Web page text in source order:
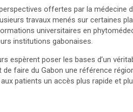
offertes par la médecine
travaux menés sur certaines
universitaires en
institutions gabonaises.
espèrent poser les bases d’un
faire du Gabon une référence
patients un accès plus rapide et